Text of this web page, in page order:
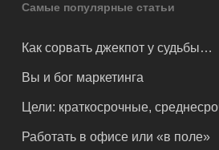
Самые популярные статьи
Как сорвать джекпот у судьбы…
Вы и бог маркетинга
Цели: краткосрочные,
Работать в офисе или «в поле»